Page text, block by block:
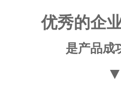
优秀的企
是产品成
▼